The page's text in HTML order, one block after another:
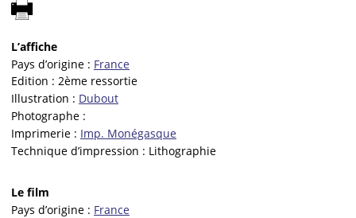
L’affiche
Pays d’origine : France
Edition : 2ème ressortie
Illustration : Dubout
Photographe :
Imprimerie : Imp. Monégasque
Technique d’impression : Lithographie
Le film
Pays d’origine : France